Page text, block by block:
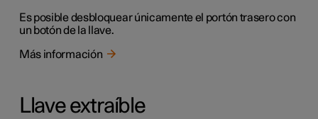
Es posible desbloquear únicamente el portón trasero con
un botón de la llave.
Más información
Llave extraíble